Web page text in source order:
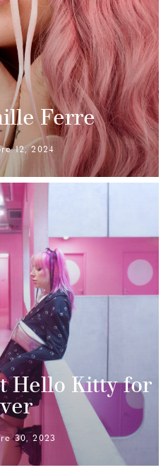
Ferre
12, 2024
Hello Kitty for
30, 2023